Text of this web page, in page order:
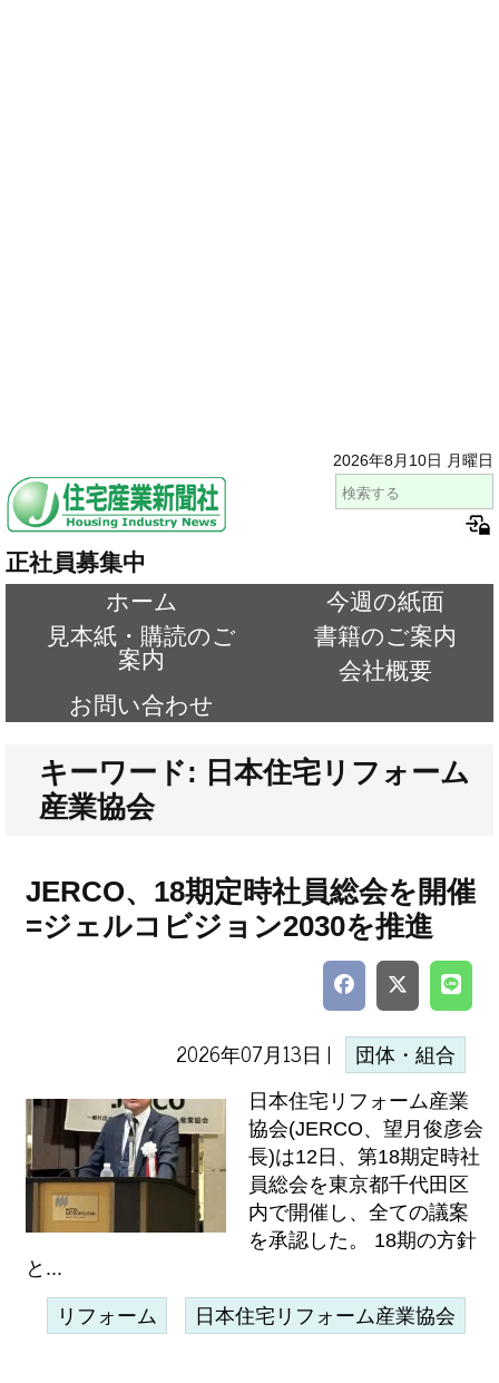
2026年8月10日 月曜日
正社員募集中
ホーム
今週の紙面
見本紙・購読のご
案内
書籍のご案内
会社概要
お問い合わせ
キーワード: 日本住宅リフォーム
産業協会
JERCO、18期定時社員総会を開催
=ジェルコビジョン2030を推進
2026年07月13日 | 団体・組合
日本住宅リフォーム産業
協会(JERCO、望月俊彦会
長)は12日、第18期定時社
員総会を東京都千代田区
内で開催し、全ての議案
を承認した。 18期の方針
と...
リフォーム 日本住宅リフォーム産業協会